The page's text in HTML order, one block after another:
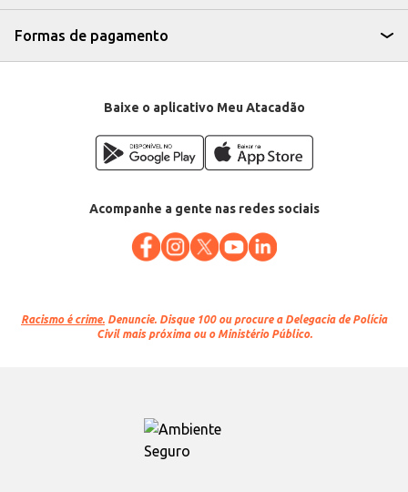
Formas de pagamento
Baixe o aplicativo Meu Atacadão
Acompanhe a gente nas redes sociais
Racismo é crime. Denuncie. Disque 100 ou procure a Delegacia de Polícia
Civil mais próxima ou o Ministério Público.